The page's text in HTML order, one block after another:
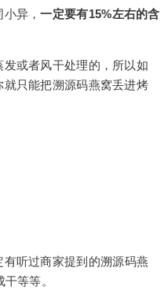
小异，一定要有15%左右的含
或者风干处理的，所以如
只能把溯源码燕窝丢进烤
有听过商家提到的溯源码燕
等等。